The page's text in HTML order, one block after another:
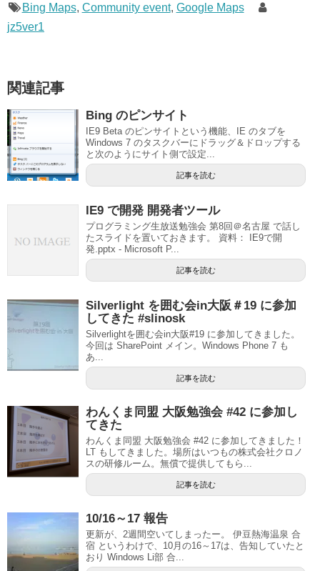
Bing Maps, Community event, Google Maps
jz5ver1
関連記事
Bing のピンサイト
IE9 Beta のピンサイトという機能、IE のタブを
Windows 7 のタスクバーにドラッグ＆ドロップする
と次のようにサイト側で設定...
記事を読む
IE9 で開発 開発者ツール
プログラミング生放送勉強会 第8回＠名古屋 で話し
たスライドを置いておきます。 資料： IE9で開
発.pptx - Microsoft P...
記事を読む
Silverlight を囲む会in大阪＃19 に参加
してきた #slinosk
Silverlightを囲む会in大阪#19 に参加してきました。
今回は SharePoint メイン。Windows Phone 7 も
あ...
記事を読む
わんくま同盟 大阪勉強会 #42 に参加し
てきた
わんくま同盟 大阪勉強会 #42 に参加してきました！
LT もしてきました。場所はいつもの株式会社クロノ
スの研修ルーム。無償で提供してもら...
記事を読む
10/16～17 報告
更新が、2週間空いてしまったー。 伊豆熱海温泉 合
宿 というわけで、10月の16～17は、告知していたと
おり Windows Li部 合...